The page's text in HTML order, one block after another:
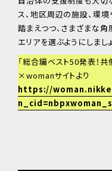
ス、地区周辺の施設、環
踏まえつつ、さまざまな角
エリアを選ぶようにしまし
「総合編ベスト50発表！
×womanサイトより
https://